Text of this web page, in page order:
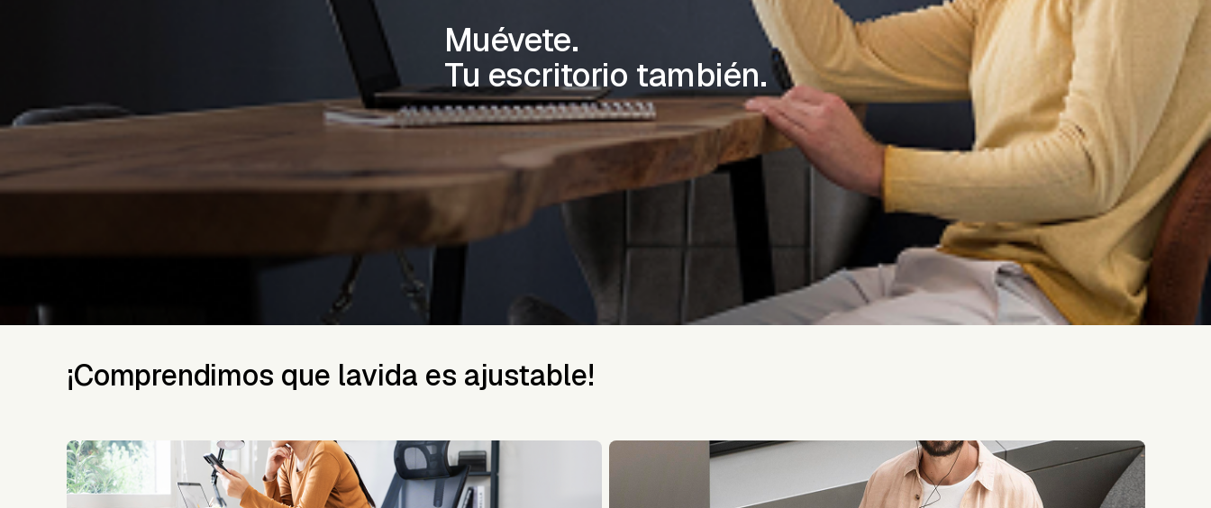
Muévete.
Tu escritorio también.
¡Comprendimos que lavida es ajustable!